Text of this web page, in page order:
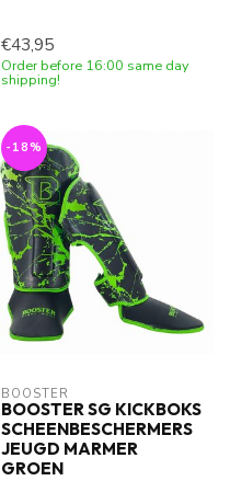
€43,95
Order before 16:00 same day
shipping!
-18%
BOOSTER
BOOSTER SG KICKBOKS
SCHEENBESCHERMERS
JEUGD MARMER
GROEN